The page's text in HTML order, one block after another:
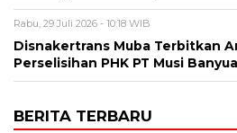
Rabu, 29 Juli 2026 - 10:18 WIB
Disnakertrans Muba Terbitkan
Perselisihan PHK PT Musi
BERITA TERBARU